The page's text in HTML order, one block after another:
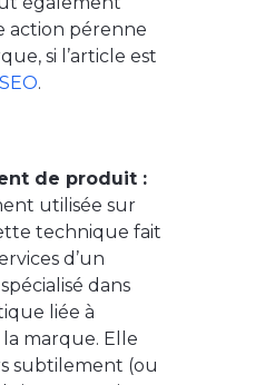
action pérenne
si l’article est
SEO.
de produit :
utilisée sur
technique fait
d’un
dans
liée à
la marque. Elle
subtilement (ou